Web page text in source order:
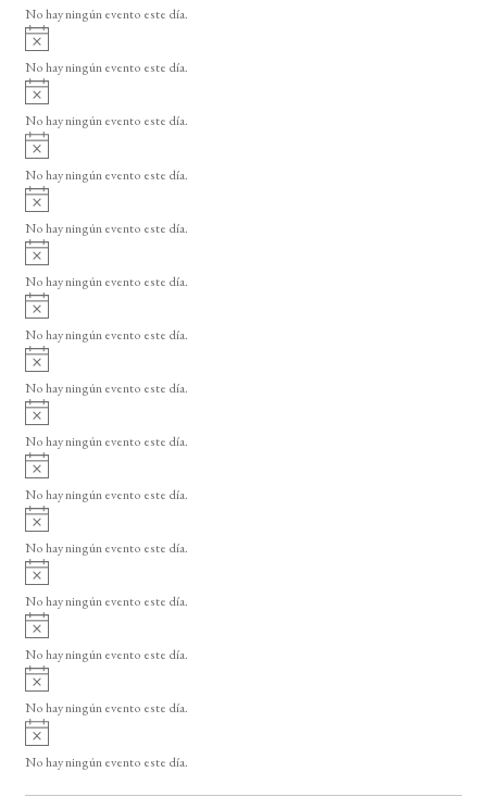
o
i
o
No hay ningún evento este día.
A
v
i
o
No hay ningún evento este día.
A
v
i
o
No hay ningún evento este día.
A
v
i
o
No hay ningún evento este día.
A
v
i
o
No hay ningún evento este día.
A
v
i
o
No hay ningún evento este día.
A
v
i
o
No hay ningún evento este día.
A
v
i
o
No hay ningún evento este día.
A
v
i
o
No hay ningún evento este día.
A
v
i
o
No hay ningún evento este día.
A
v
i
o
No hay ningún evento este día.
A
v
i
o
No hay ningún evento este día.
A
v
i
o
No hay ningún evento este día.
A
v
i
o
No hay ningún evento este día.
A
v
i
No hay ningún evento este día.